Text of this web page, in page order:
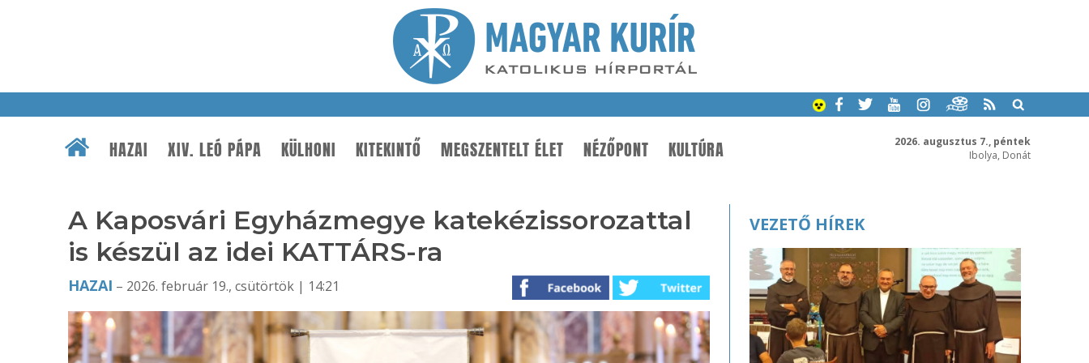
2026. augusztus 7., péntek
Ibolya, Donát
HAZAI XIV. LEÓ PÁPA KÜLHONI KITEKINTŐ MEGSZENTELT ÉLET NÉZŐPONT KULTÚRA
A Kaposvári Egyházmegye katekézissorozattal
is készül az idei KATTÁRS-ra
HAZAI – 2026. február 19., csütörtök | 14:21
VEZETŐ HÍREK